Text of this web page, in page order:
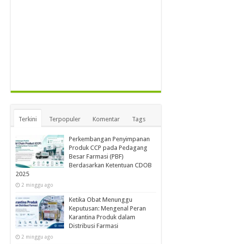
Terkini Terpopuler Komentar Tags
Perkembangan Penyimpanan
Produk CCP pada Pedagang
Besar Farmasi (PBF)
Berdasarkan Ketentuan CDOB
2025
2 minggu ago
Ketika Obat Menunggu
Keputusan: Mengenal Peran
Karantina Produk dalam
Distribusi Farmasi
2 minggu ago